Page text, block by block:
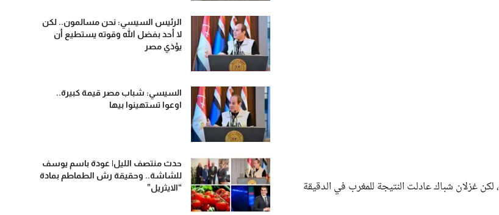
واستعادت راشيل كوندانانجي تقدم زامبيا سريعا بهدف ثان في الدقيقة 27، لكن غزلان شباك عادلت النتيجة للمغرب في الدقيقة
الرئيس السيسي: نحن مسالمون.. لكن
لا أحد بفضل الله وقوته يستطيع أن
يؤذي مصر
السيسي: شباب مصر قيمة كبيرة..
اوعوا تستهينوا بيها
حدث منتصف الليل| عودة باسم يوسف
للشاشة.. وحقيقة رش الطماطم بمادة
“الايثريل”